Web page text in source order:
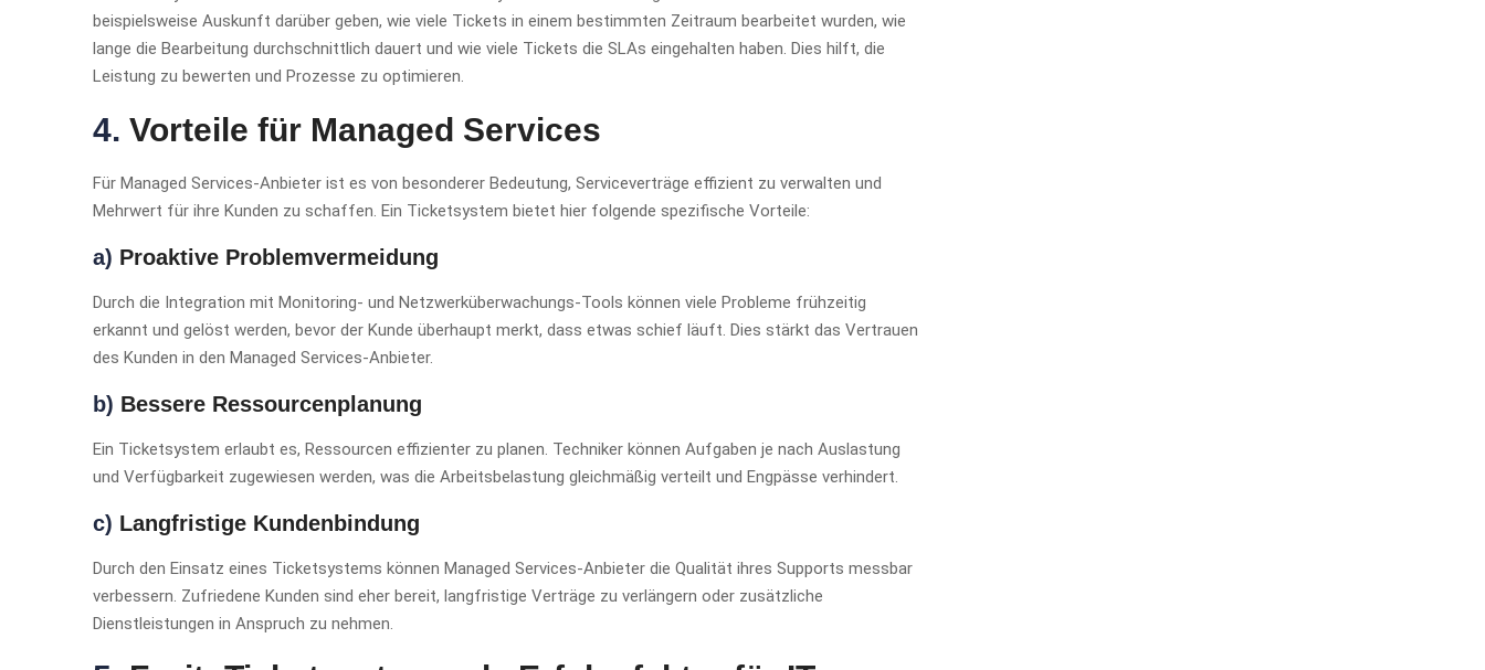
beispielsweise Auskunft darüber geben, wie viele Tickets in einem bestimmten Zeitraum bearbeitet wurden, wie
lange die Bearbeitung durchschnittlich dauert und wie viele Tickets die SLAs eingehalten haben. Dies hilft, die
Leistung zu bewerten und Prozesse zu optimieren.
4. Vorteile für Managed Services
Für Managed Services-Anbieter ist es von besonderer Bedeutung, Serviceverträge effizient zu verwalten und
Mehrwert für ihre Kunden zu schaffen. Ein Ticketsystem bietet hier folgende spezifische Vorteile:
a) Proaktive Problemvermeidung
Durch die Integration mit Monitoring- und Netzwerküberwachungs-Tools können viele Probleme frühzeitig
erkannt und gelöst werden, bevor der Kunde überhaupt merkt, dass etwas schief läuft. Dies stärkt das Vertrauen
des Kunden in den Managed Services-Anbieter.
b) Bessere Ressourcenplanung
Ein Ticketsystem erlaubt es, Ressourcen effizienter zu planen. Techniker können Aufgaben je nach Auslastung
und Verfügbarkeit zugewiesen werden, was die Arbeitsbelastung gleichmäßig verteilt und Engpässe verhindert.
c) Langfristige Kundenbindung
Durch den Einsatz eines Ticketsystems können Managed Services-Anbieter die Qualität ihres Supports messbar
verbessern. Zufriedene Kunden sind eher bereit, langfristige Verträge zu verlängern oder zusätzliche
Dienstleistungen in Anspruch zu nehmen.